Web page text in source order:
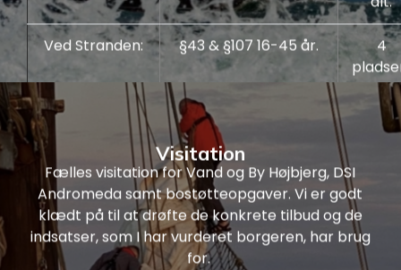
Ved Stranden: §43 & §107 16-45 år.
4
alt.
Læs mere
Visitation
Fælles visitation for Vand og By Højbjerg, DSI
Andromeda samt bostøtteopgaver. Vi er godt
klædt på til at drøfte de konkrete tilbud og de
indsatser, som I har vurderet borgeren, har brug
for.